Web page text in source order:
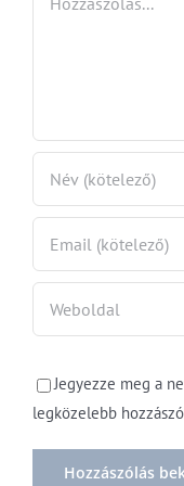
Jegyezze meg a
legközelebb